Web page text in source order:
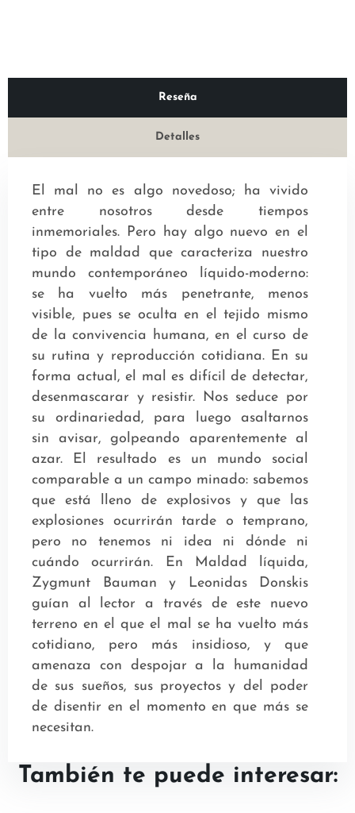
Reseña
Detalles
El mal no es algo novedoso; ha vivido
entre nosotros desde tiempos
inmemoriales. Pero hay algo nuevo en el
tipo de maldad que caracteriza nuestro
mundo contemporáneo líquido-moderno:
se ha vuelto más penetrante, menos
visible, pues se oculta en el tejido mismo
de la convivencia humana, en el curso de
su rutina y reproducción cotidiana. En su
forma actual, el mal es difícil de detectar,
desenmascarar y resistir. Nos seduce por
su ordinariedad, para luego asaltarnos
sin avisar, golpeando aparentemente al
azar. El resultado es un mundo social
comparable a un campo minado: sabemos
que está lleno de explosivos y que las
explosiones ocurrirán tarde o temprano,
pero no tenemos ni idea ni dónde ni
cuándo ocurrirán. En Maldad líquida,
Zygmunt Bauman y Leonidas Donskis
guían al lector a través de este nuevo
terreno en el que el mal se ha vuelto más
cotidiano, pero más insidioso, y que
amenaza con despojar a la humanidad
de sus sueños, sus proyectos y del poder
de disentir en el momento en que más se
necesitan.
También te puede interesar: